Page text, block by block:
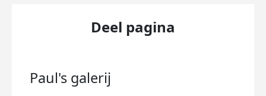
Deel pagina
Paul's galerij